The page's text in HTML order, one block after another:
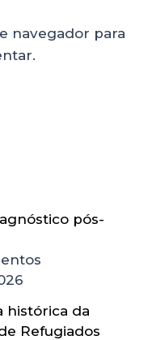
navegador para
pós-
histórica da
Refugiados